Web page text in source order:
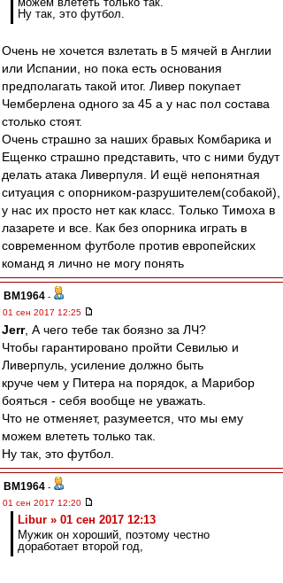
Ну так, это футбол.
Очень не хочется взлетать в 5 мячей в Англии
или Испании, но пока есть основания
предполагать такой итог. Ливер покупает
Чемберлена одного за 45 а у нас пол состава
столько стоят.
Очень страшно за наших бравых Комбарика и
Ещенко страшно представить, что с ними будут
делать атака Ливерпуля. И ещё непонятная
ситуация с опорником-разрушителем(собакой),
у нас их просто нет как класс. Только Тимоха в
лазарете и все. Как без опорника играть в
современном футболе против европейских
команд я лично не могу понять
BM1964 -
01 сен 2017 12:25
Jerr, А чего тебе так боязно за ЛЧ?
Чтобы гарантировано пройти Севилью и
Ливерпуль, усиление должно быть
круче чем у Питера на порядок, а Марибор
бояться - себя вообще не уважать.
Что не отменяет, разумеется, что мы ему
можем влететь только так.
Ну так, это футбол.
BM1964 -
01 сен 2017 12:20
Libur » 01 сен 2017 12:13
Мужик он хороший, поэтому честно
доработает второй год,